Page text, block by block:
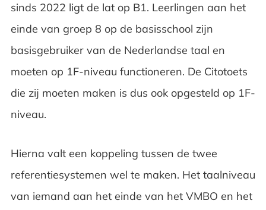
sinds 2022 ligt de lat op B1. Leerlingen aan het
einde van groep 8 op de basisschool zijn
basisgebruiker van de Nederlandse taal en
moeten op 1F-niveau functioneren. De Citotoets
die zij moeten maken is dus ook opgesteld op 1F-
niveau.
Hierna valt een koppeling tussen de twee
referentiesystemen wel te maken. Het taalniveau
van iemand aan het einde van het VMBO en het